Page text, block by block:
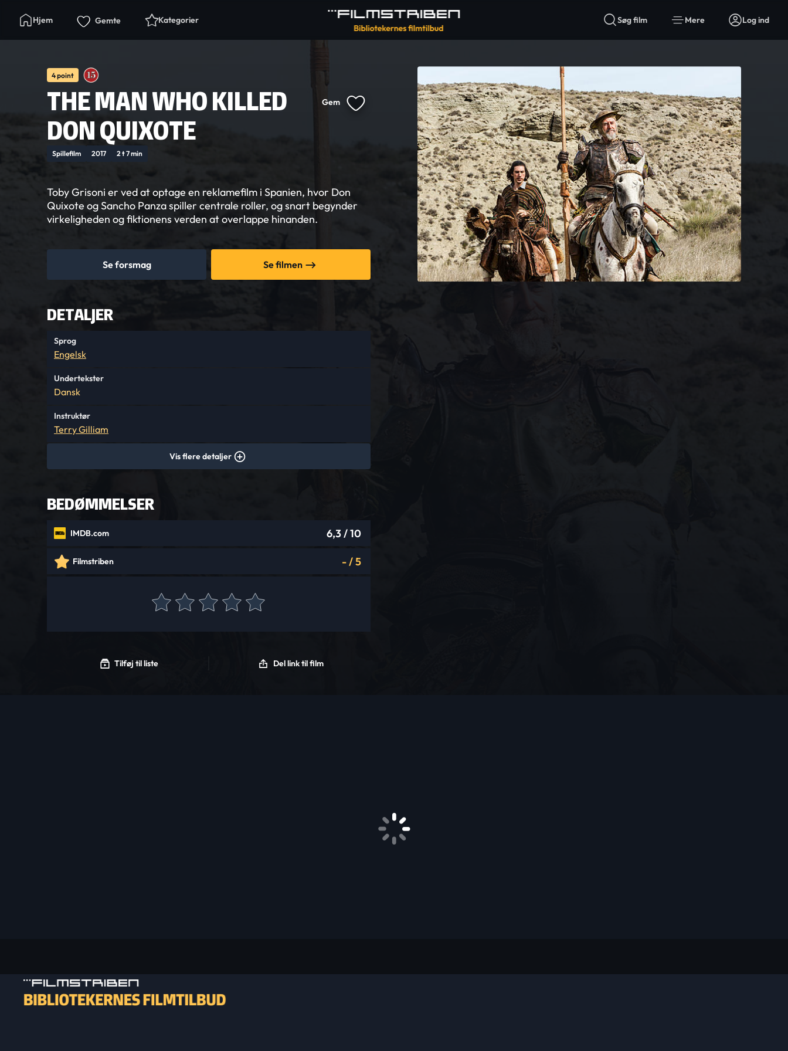
Hjem Gemte Kategorier Søg film Mere Log ind
4 point
THE MAN WHO KILLED
DON QUIXOTE
Gem
Spillefilm 2017 2 t 7 min
Toby Grisoni er ved at optage en reklamefilm i Spanien, hvor Don
Quixote og Sancho Panza spiller centrale roller, og snart begynder
virkeligheden og fiktionens verden at overlappe hinanden.
Se forsmag Se filmen
DETALJER
Sprog
Engelsk
Undertekster
Dansk
Instruktør
Terry Gilliam
Vis flere detaljer
BEDØMMELSER
IMDB.com 6,3/ 10
Filmstriben -/5
Tilføj til liste Del link til film